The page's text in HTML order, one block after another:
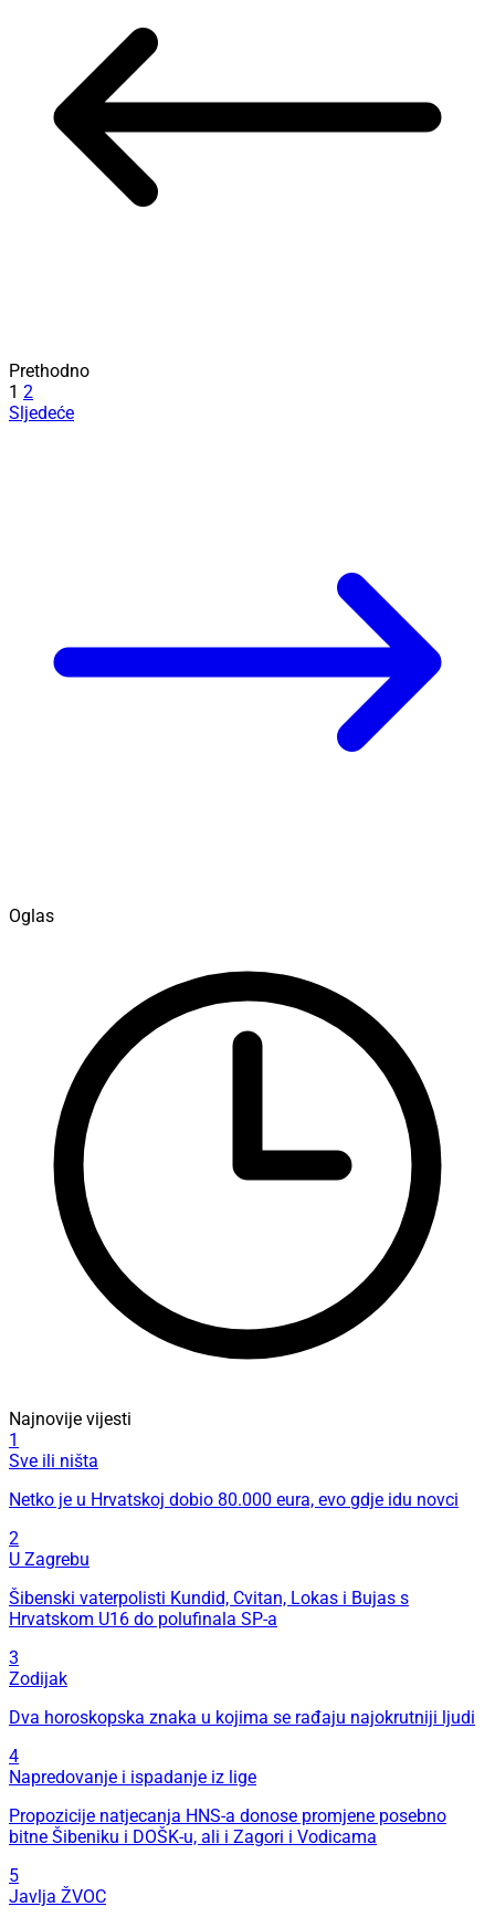
Prethodno
1 2
Sljedeće
Oglas
Najnovije vijesti
1
Sve ili ništa
Netko je u Hrvatskoj dobio 80.000 eura, evo gdje idu novci
2
U Zagrebu
Šibenski vaterpolisti Kundid, Cvitan, Lokas i Bujas s
Hrvatskom U16 do polufinala SP-a
3
Zodijak
Dva horoskopska znaka u kojima se rađaju najokrutniji ljudi
4
Napredovanje i ispadanje iz lige
Propozicije natjecanja HNS-a donose promjene posebno
bitne Šibeniku i DOŠK-u, ali i Zagori i Vodicama
5
Javlja ŽVOC